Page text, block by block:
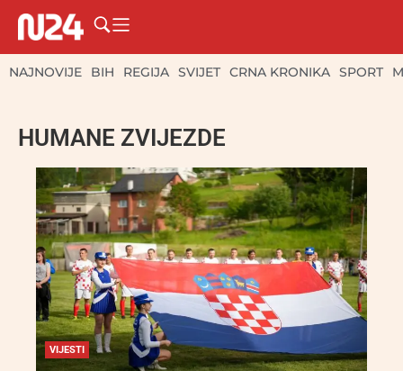
NAJNOVIJE BIH REGIJA SVIJET CRNA KRONIKA SPORT
HUMANE ZVIJEZDE
VIJESTI